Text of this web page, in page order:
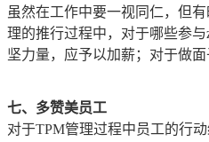
虽然在工作中要一视同仁，但
理的推行过程中，对于哪些参
坚力量，应予以加薪；对于做
七、多赞美员工
对于TPM管理过程中员工的行